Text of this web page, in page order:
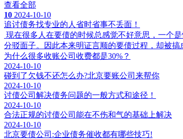
查看全部
10 2024-10-10
追讨债务找专业的人省时省事不丢面！
现在很多人在要债的时候总感觉不好意思，一个
分驳面子。因此本来明证言顺的要债过程，却被
为什么很多收账公司收费都是30%？
2024-10-10
碰到了欠钱不还怎么办?北京要账公司来帮你
2024-10-10
讨债公司解决债务问题的一般方式和途径！
2024-10-10
合法正规的讨债公司能在不伤和气的基础上解决
2024-10-10
北京要债公司:企业债务催收都有哪些技巧!